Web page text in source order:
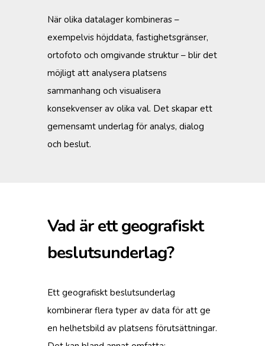
När olika datalager kombineras –
exempelvis höjddata, fastighetsgränser,
ortofoto och omgivande struktur – blir det
möjligt att analysera platsens
sammanhang och visualisera
konsekvenser av olika val. Det skapar ett
gemensamt underlag för analys, dialog
och beslut.
Vad är ett geografiskt
beslutsunderlag?
Ett geografiskt beslutsunderlag
kombinerar flera typer av data för att ge
en helhetsbild av platsens förutsättningar.